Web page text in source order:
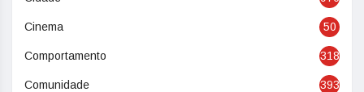
Cinema 50
Comportamento 318
Comunidade 393